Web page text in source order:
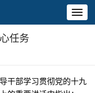
任务
部学习贯彻党的十九